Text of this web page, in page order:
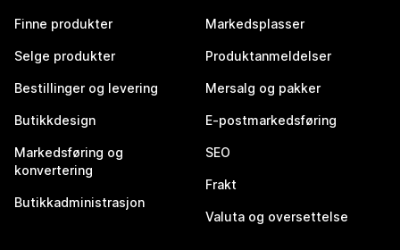
Finne produkter
Selge produkter
Bestillinger og levering
Butikkdesign
Markedsføring og
konvertering
Butikkadministrasjon
Markedsplasser
Produktanmeldelser
Mersalg og pakker
E-postmarkedsføring
SEO
Frakt
Valuta og oversettelse